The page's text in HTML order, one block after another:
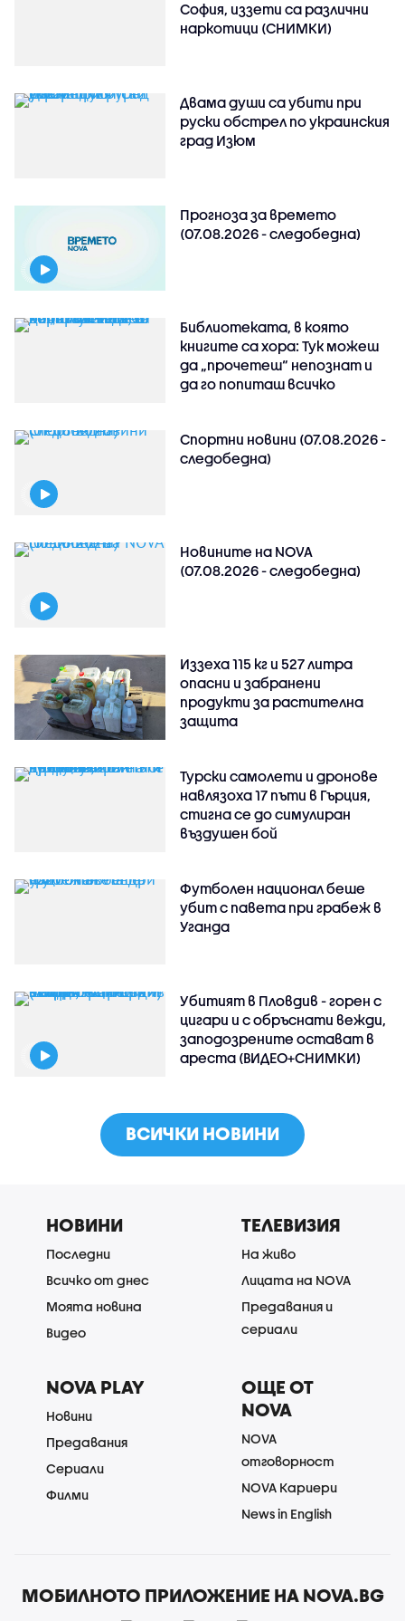
София, иззети са различни
наркотици (СНИМКИ)
Двама души са убити при
руски обстрeл по украинския
град Изюм
Прогноза за времето
(07.08.2026 - следобедна)
Библиотеката, в която
книгите са хора: Тук можеш
да „прочетеш“ непознат и
да го попиташ всичко
Спортни новини (07.08.2026 -
следобедна)
Новините на NOVA
(07.08.2026 - следобедна)
Иззеха 115 кг и 527 литра
опасни и забранени
продукти за растителна
защита
Турски самолети и дронове
навлязоха 17 пъти в Гърция,
стигна се до симулиран
въздушен бой
Футболен национал беше
убит с павета при грабеж в
Уганда
Убитият в Пловдив - горен с
цигари и с обръснати вежди,
заподозрените остават в
ареста (ВИДЕО+СНИМКИ)
ВСИЧКИ НОВИНИ
НОВИНИ
Последни
Всичко от днес
Моята новина
Видео
ТЕЛЕВИЗИЯ
На живо
Лицата на NOVA
Предавания и
сериали
NOVA PLAY
Новини
Предавания
Сериали
Филми
ОЩЕ ОТ
NOVA
NOVA
отговорност
NOVA Кариери
News in English
МОБИЛНОТО ПРИЛОЖЕНИЕ НА NOVA.BG